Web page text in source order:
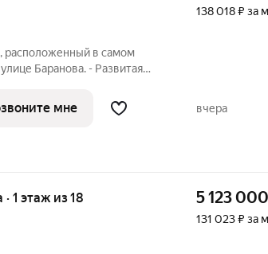
в самом
Баранова. - Развитая
поликлиники для
138 018 ₽ за
мне вчера
1 этаж из 18 5 123 000
131 023 ₽ за